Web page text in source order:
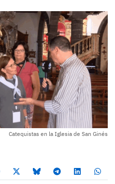
Catequistas en la Iglesia de San Ginés